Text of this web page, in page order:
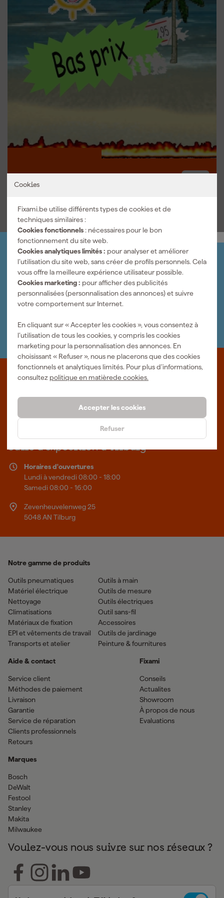
Cookies
Fixami.be utilise différents types de cookies et de
techniques similaires :
Cookies fonctionnels : nécessaires pour le bon
fonctionnement du site web.
Cookies analytiques limités : pour analyser et améliorer
l’utilisation du site web, sans créer de profils personnels. Cela
vous offre la meilleure expérience utilisateur possible.
Cookies marketing : pour afficher des publicités
personnalisées (personnalisation des annonces) et suivre
votre comportement sur Internet.
En cliquant sur « Accepter les cookies », vous consentez à
l’utilisation de tous les cookies, y compris les cookies
marketing pour la personnalisation des annonces. En
choisissant « Refuser », nous ne placerons que des cookies
fonctionnels et analytiques limités. Pour plus d’informations,
consultez politique en matièrede cookies.
Accepter les cookies
Refuser
Profitez d’Un été plein de réductions
Organisez-le vous-même
Connectez-vous et gérez vos commandes et vos
factures.
Bulletin
Abonnez-vous à la newsletter hebdomadaire
Nous sommes heureux de vous aider
Nous nous ferons un plaisir de vous aider. Contactez l'un
de nos spécialistes.
Que représente Fixami?
Des outils professionnels et des conseils personnalisés : nous
sommes le spécialiste en ligne, quel que soit votre projet. Fixami
fait mieux.
Plus d'informations sur Fixami
Salle d'exposition à Tilburg
Horaires d'ouvertures
Lundi à vendredi 08:00 - 18:00
Samedi 08:00 - 16:00
Zevenheuvelenweg 25
5048 AN Tilburg
Notre gamme de produits
Outils pneumatiques
Matériel électrique
Nettoyage
Climatisations
Matériaux de fixation
EPI et vêtements de travail
Transports et atelier
Outils à main
Outils de mesure
Outils électriques
Outil sans-fil
Accessoires
Outils de jardinage
Peinture & fournitures
Aide & contact
Service client
Méthodes de paiement
Livraison
Garantie
Service de réparation
Clients professionnels
Retours
Marques
Bosch
DeWalt
Festool
Stanley
Makita
Milwaukee
Fixami
Conseils
Actualites
Showroom
À propos de nous
Evaluations
Voulez-vous nous suivre sur nos réseaux ?